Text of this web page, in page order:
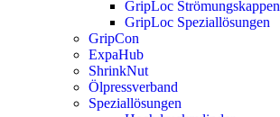
GripLoc Strömungskappen
GripLoc Speziallösungen
GripCon
ExpaHub
ShrinkNut
Ölpressverband
Speziallösungen